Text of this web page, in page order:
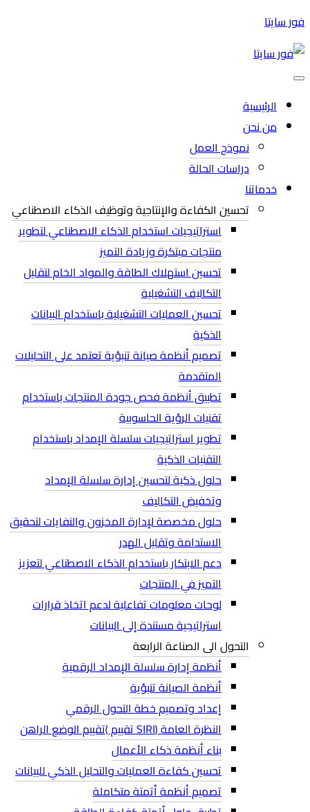
فور سايتا
الرئيسية
من نحن
نموذج العمل
دراسات الحالة
خدماتنا
تحسين الكفاءة والإنتاجية وتوظيف الذكاء الاصطناعي
استراتيجيات استخدام الذكاء الاصطناعي لتطوير
منتجات مبتكرة وزيادة التميز
تحسين استهلاك الطاقة والمواد الخام لتقليل
التكاليف التشغيلية
تحسين العمليات التشغيلية باستخدام البيانات
الذكية
تصميم أنظمة صيانة تنبؤية تعتمد على التحليلات
المتقدمة
تطبيق أنظمة فحص جودة المنتجات باستخدام
تقنيات الرؤية الحاسوبية
تطوير استراتيجيات سلسلة الإمداد باستخدام
التقنيات الذكية
حلول ذكية لتحسين إدارة سلسلة الإمداد
وتخفيض التكاليف
حلول مخصصة لإدارة المخزون والنفايات لتحقيق
الاستدامة وتقليل الهدر
دعم الابتكار باستخدام الذكاء الاصطناعي لتعزيز
التميز في المنتجات
لوحات معلومات تفاعلية لدعم اتخاذ قرارات
استراتيجية مستندة إلى البيانات
التحول الى الصناعة الرابعة
أنظمة إدارة سلسلة الإمداد الرقمية
أنظمة الصيانة تنبؤية
إعداد وتصميم خطة التحول الرقمي
النظرة العامة (SIRI تقييم )تقييم الوضع الراهن
بناء أنظمة ذكاء الأعمال
تحسين كفاءة العمليات والتحليل الذكي للبيانات
تصميم أنظمة أتمتة متكاملة